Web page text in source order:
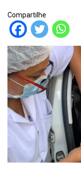
Compartilhe